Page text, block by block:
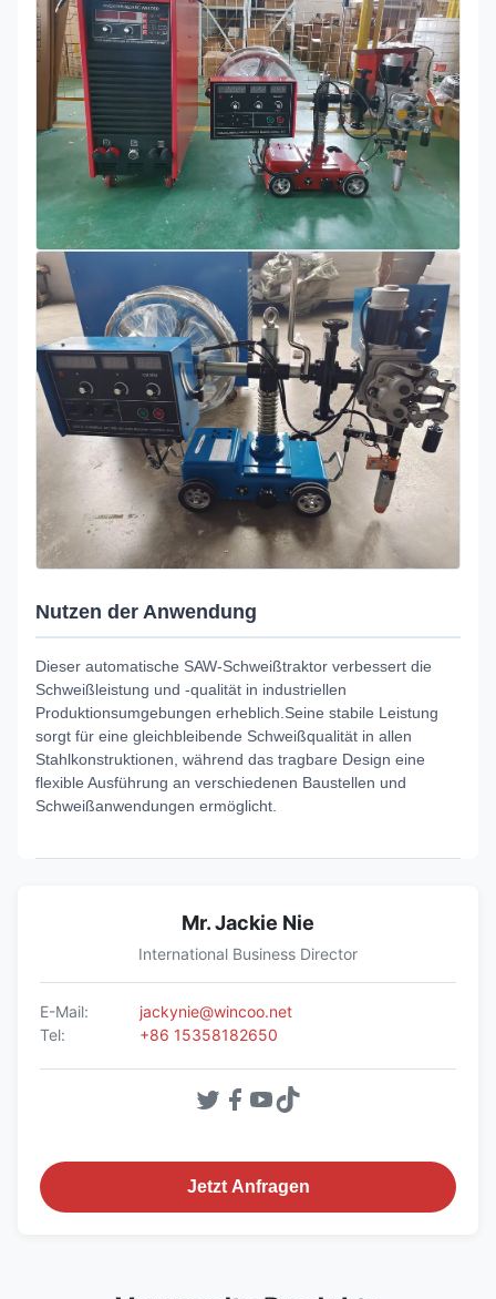
Nutzen der Anwendung
Dieser automatische SAW-Schweißtraktor verbessert die
Schweißleistung und -qualität in industriellen
Produktionsumgebungen erheblich.Seine stabile Leistung
sorgt für eine gleichbleibende Schweißqualität in allen
Stahlkonstruktionen, während das tragbare Design eine
flexible Ausführung an verschiedenen Baustellen und
Schweißanwendungen ermöglicht.
Mr. Jackie Nie
International Business Director
E-Mail:
jackynie@wincoo.net
Tel:
+86 15358182650
Jetzt Anfragen